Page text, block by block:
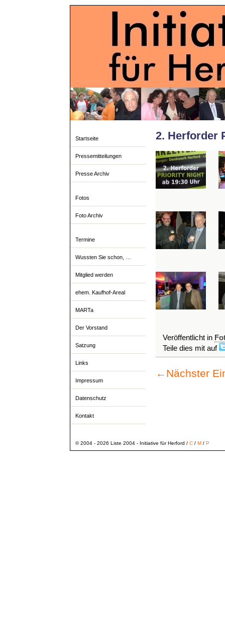
Startseite
Pressemitteilungen
Presse Archiv
Fotos
Foto Archiv
Termine
Wussten Sie schon, …
Mitglied werden
ehem. Kaufhof-Areal
MARTa
Der Vorstand
Satzung
Links
Impressum
Datenschutz
Kontakt
2. Herforder
Veröffentlicht in
Teile dies mit auf
← Nächster
© 2004 - 2026 Liste 2004 - Initiative für Herford / C/ M/ P